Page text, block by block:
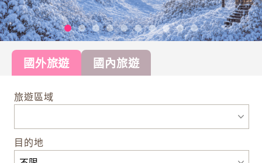
國外旅遊 國內旅遊
旅遊區域
目的地